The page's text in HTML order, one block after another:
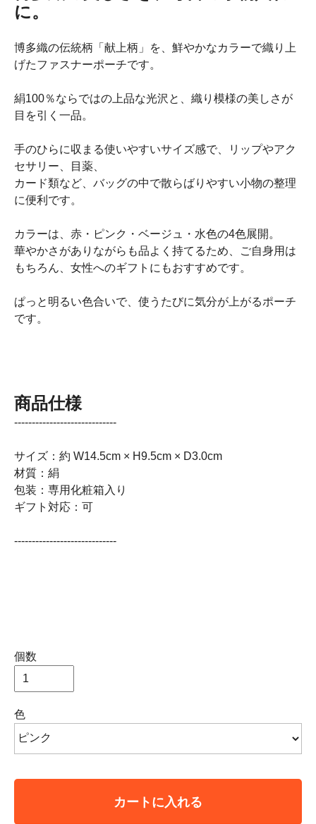
に。
博多織の伝統柄「献上柄」を、鮮やかなカラーで織り上
げたファスナーポーチです。
絹100％ならではの上品な光沢と、織り模様の美しさが
目を引く一品。
手のひらに収まる使いやすいサイズ感で、リップやアク
セサリー、目薬、
カード類など、バッグの中で散らばりやすい小物の整理
に便利です。
カラーは、赤・ピンク・ベージュ・水色の4色展開。
華やかさがありながらも品よく持てるため、ご自身用は
もちろん、女性へのギフトにもおすすめです。
ぱっと明るい色合いで、使うたびに気分が上がるポーチ
です。
商品仕様
-----------------------------
サイズ：約 W14.5cm × H9.5cm × D3.0cm
材質：絹
包装：専用化粧箱入り
ギフト対応：可
-----------------------------
個数
色
カートに入れる